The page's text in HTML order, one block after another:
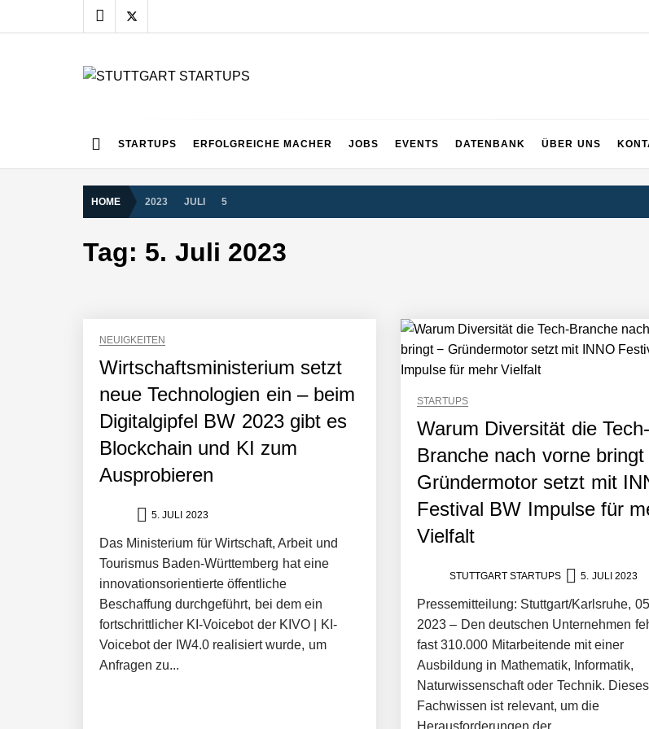
to
STARTUPS ERFOLGREICHE MACHER JOBS EVENTS DATENBANK ÜBER UNS
HOME 2023 JULI 5
Tag: 5. Juli 2023
NEUIGKEITEN
Wirtschaftsministerium setzt
neue Technologien ein – beim
Digitalgipfel BW 2023 gibt es
Blockchain und KI zum
Ausprobieren
5. JULI 2023
Das Ministerium für Wirtschaft, Arbeit und
Tourismus Baden-Württemberg hat eine
innovationsorientierte öffentliche
Beschaffung durchgeführt, bei dem ein
fortschrittlicher KI-Voicebot der KIVO | KI-
Voicebot der IW4.0 realisiert wurde, um
Anfragen zu...
STARTUPS
Warum Diversität die Tech-
Branche nach vorne bringt
Gründermotor setzt mit
Festival BW Impulse für
Vielfalt
STUTTGART STARTUPS 5. JULI 2023
Pressemitteilung: Stuttgart/Karlsruhe,
2023 – Den deutschen Unternehmen
fast 310.000 Mitarbeitende mit einer
Ausbildung in Mathematik, Informatik,
Naturwissenschaft oder Technik. Dieses
Fachwissen ist relevant, um die
Herausforderungen der...
NEURA Robotics gibt Rekordfinanzierung von bis zu 1,4 Milliarden US-Dollar bekannt, um
beschleunigen
NEURA Robotics und Amazon Web Services starten strategische Partnerschaft, um Physical
NEURA Robotics feiert Bundesliga-Premiere: Humanoider Roboter bringt Hightech ins